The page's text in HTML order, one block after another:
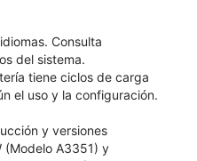
Consulta
del sistema.
tiene ciclos de carga
el uso y la configuración.
y versiones
(Modelo A3351) y